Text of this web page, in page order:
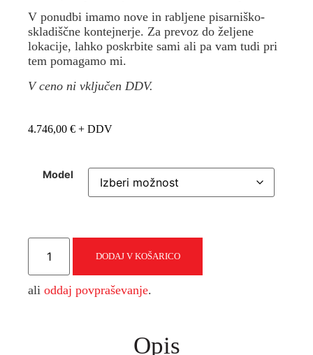
V ponudbi imamo nove in rabljene pisarniško-
skladiščne kontejnerje. Za prevoz do željene
lokacije, lahko poskrbite sami ali pa vam tudi pri
tem pomagamo mi.
V ceno ni vključen DDV.
4.746,00 €
Model
Mobilni
gradbiščni
pisarniški
kontejner
6m
količina
DODAJ V KOŠARICO
ali oddaj povpraševanje.
Opis